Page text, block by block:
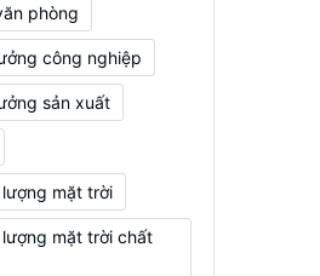
phòng
công nghiệp
sản xuất
mặt trời
mặt trời chất